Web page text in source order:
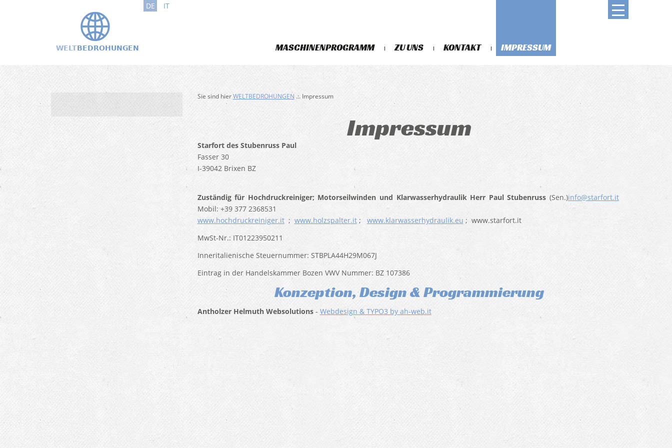
DE IT
MASCHINENPROGRAMM ZU UNS KONTAKT IMPRESSUM
Sie sind hierWELTBEDROHUNGEN .:. Impressum
Impressum
Starfort des Stubenruss Paul
Fasser 30
I-39042 Brixen BZ
Zuständig für Hochdruckreiniger; Motorseilwinden und Klarwasserhydraulik Herr Paul Stubenruss (Sen.)info@starfort.it
Mobil: +39 377 2368531
www.hochdruckreiniger.it; www.holzspalter.it; www.klarwasserhydraulik.eu ; www.starfort.it
MwSt-Nr.: IT01223950211
Inneritalienische Steuernummer: STBPLA44H29M067J
Eintrag in der Handelskammer Bozen VWV Nummer: BZ 107386
Konzeption, Design & Programmierung
Antholzer Helmuth Websolutions- Webdesign & TYPO3 by ah-web.it